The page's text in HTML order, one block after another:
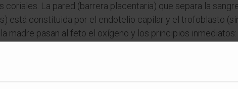
coriales. La pared (barrera placentaria) que separa la
está constituida por el endotelio capilar y el trofoblasto
madre pasan al feto el oxígeno y los principios inmediatos:
urea, bilirrubina, etc. La sangre materna llega a la
procede de las arterias umbilicales y vuelve al feto por
placentario, es de unos 500 ml por minuto.